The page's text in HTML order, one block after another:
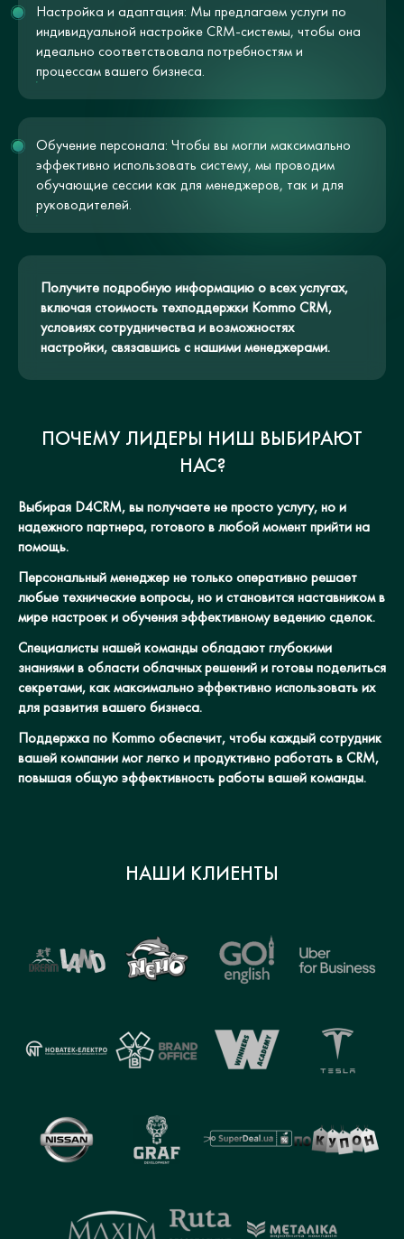
Настройка и адаптация: Мы предлагаем услуги по
индивидуальной настройке CRM-системы, чтобы она
идеально соответствовала потребностям и
процессам вашего бизнеса.
Обучение персонала: Чтобы вы могли максимально
эффективно использовать систему, мы проводим
обучающие сессии как для менеджеров, так и для
руководителей.
Получите подробную информацию о всех услугах,
включая стоимость техподдержки Kommo CRM,
условиях сотрудничества и возможностях
настройки, связавшись с нашими менеджерами.
ПОЧЕМУ ЛИДЕРЫ НИШ ВЫБИРАЮТ
НАС?
Выбирая D4CRM, вы получаете не просто услугу, но и
надежного партнера, готового в любой момент прийти на
помощь.
Персональный менеджер не только оперативно решает
любые технические вопросы, но и становится наставником в
мире настроек и обучения эффективному ведению сделок.
Специалисты нашей команды обладают глубокими
знаниями в области облачных решений и готовы поделиться
секретами, как максимально эффективно использовать их
для развития вашего бизнеса.
Поддержка по Kommo обеспечит, чтобы каждый сотрудник
вашей компании мог легко и продуктивно работать в CRM,
повышая общую эффективность работы вашей команды.
НАШИ КЛИЕНТЫ